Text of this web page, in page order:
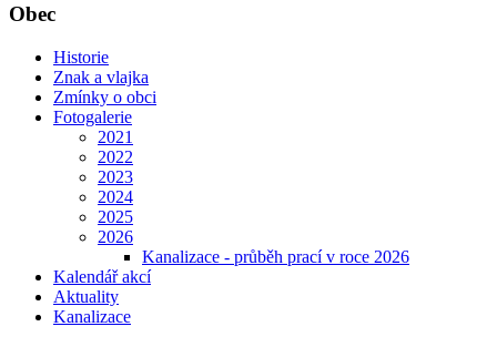
Obec
Historie
Znak a vlajka
Zmínky o obci
Fotogalerie
2021
2022
2023
2024
2025
2026
Kanalizace - průběh prací v roce 2026
Kalendář akcí
Aktuality
Kanalizace